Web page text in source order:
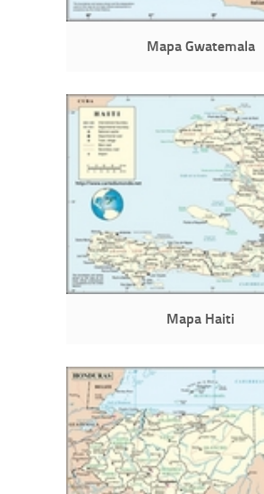
Mapa Gwatemala
Mapa Haiti